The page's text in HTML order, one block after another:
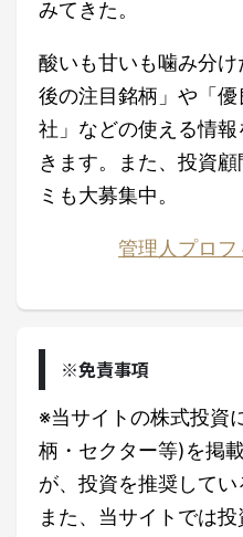
みてきた。
酸いも甘いも噛み分
後の注目銘柄」や「
社」などの使える情
きます。また、投資
ミも大募集中。
管理人プロフ
※免責事項
※当サイトの株式投資
柄・セクター等)を掲
が、投資を推奨してい
また、当サイトでは